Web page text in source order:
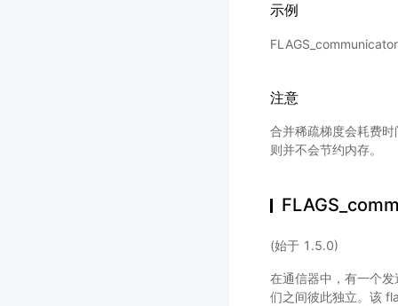
示例
注意
合并稀疏梯度会耗费
则并不会节约内存。
(始于 1.5.0)
在通信器中，有一个
们之间彼此独立。该